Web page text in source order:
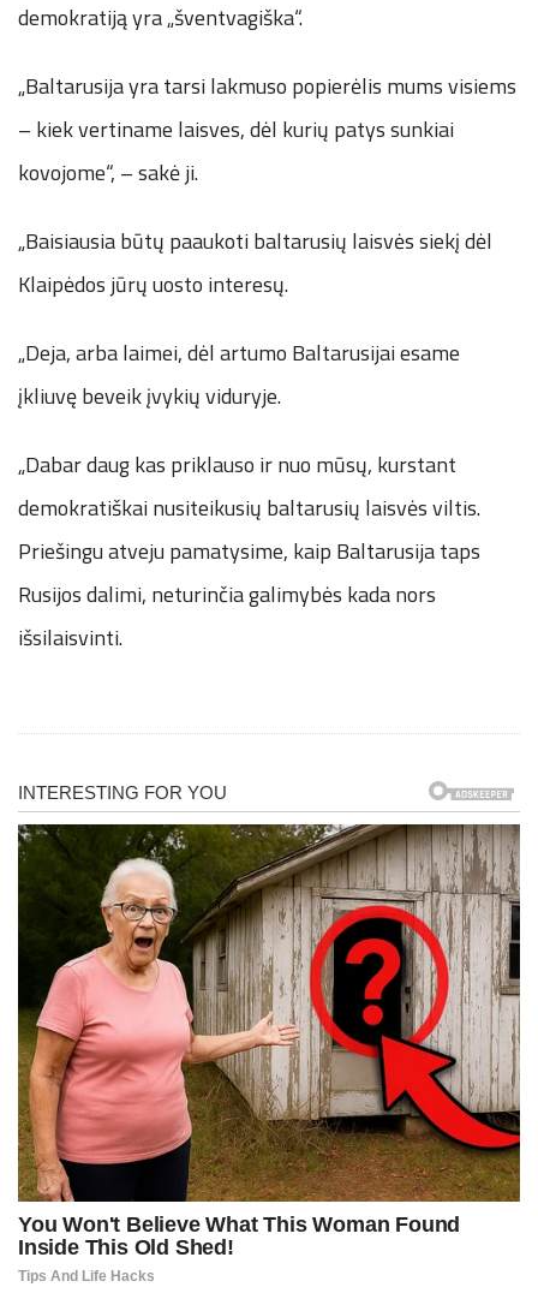
demokratiją yra „šventvagiška“.
„Baltarusija yra tarsi lakmuso popierėlis mums visiems
– kiek vertiname laisves, dėl kurių patys sunkiai
kovojome“, – sakė ji.
„Baisiausia būtų paaukoti baltarusių laisvės siekį dėl
Klaipėdos jūrų uosto interesų.
„Deja, arba laimei, dėl artumo Baltarusijai esame
įkliuvę beveik įvykių viduryje.
„Dabar daug kas priklauso ir nuo mūsų, kurstant
demokratiškai nusiteikusių baltarusių laisvės viltis.
Priešingu atveju pamatysime, kaip Baltarusija taps
Rusijos dalimi, neturinčia galimybės kada nors
išsilaisvinti.